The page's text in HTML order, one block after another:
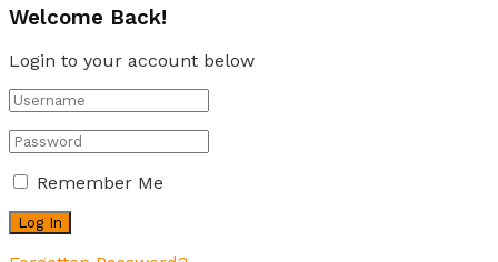
Welcome Back!
Login to your account below
Remember Me